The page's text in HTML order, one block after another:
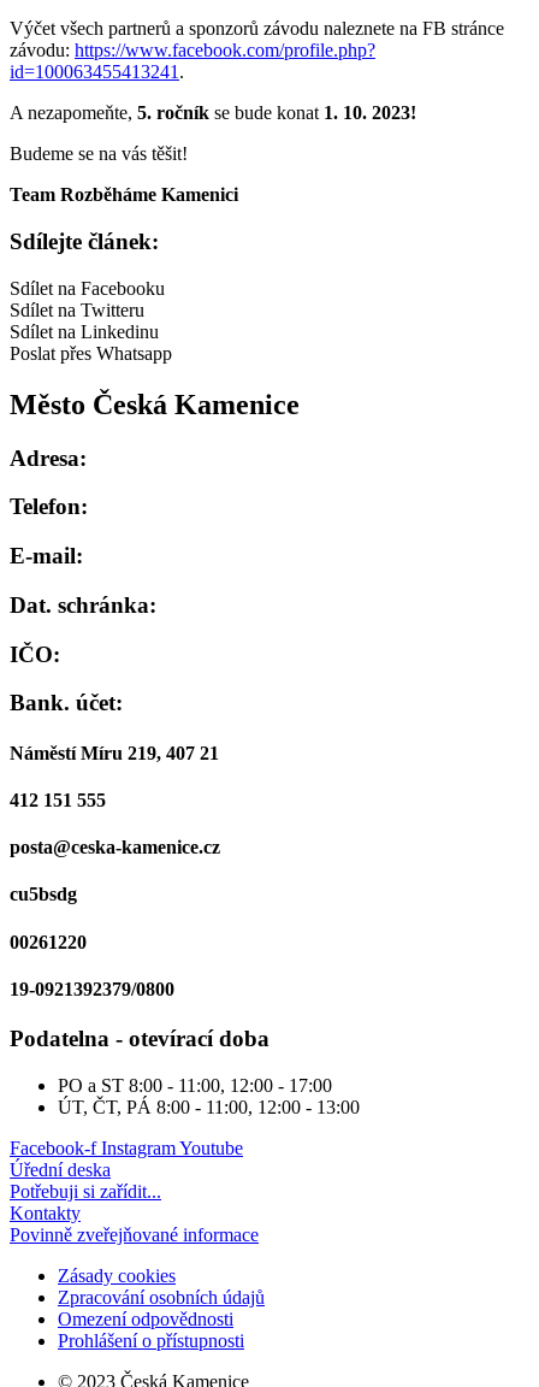
Výčet všech partnerů a sponzorů závodu naleznete na FB stránce
závodu: https://www.facebook.com/profile.php?
id=100063455413241.
A nezapomeňte, 5. ročník se bude konat 1. 10. 2023!
Budeme se na vás těšit!
Team Rozběháme Kamenici
Sdílejte článek:
Sdílet na Facebooku
Sdílet na Twitteru
Sdílet na Linkedinu
Poslat přes Whatsapp
Město Česká Kamenice
Adresa:
Telefon:
E-mail:
Dat. schránka:
IČO:
Bank. účet:
Náměstí Míru 219, 407 21
412 151 555
posta@ceska-kamenice.cz
cu5bsdg
00261220
19-0921392379/0800
Podatelna - otevírací doba
PO a ST 8:00 - 11:00, 12:00 - 17:00
ÚT, ČT, PÁ 8:00 - 11:00, 12:00 - 13:00
Facebook-f InstagramYoutube
Úřední deska
Potřebuji si zařídit...
Kontakty
Povinně zveřejňované informace
Zásady cookies
Zpracování osobních údajů
Omezení odpovědnosti
Prohlášení o přístupnosti
© 2023 Česká Kamenice